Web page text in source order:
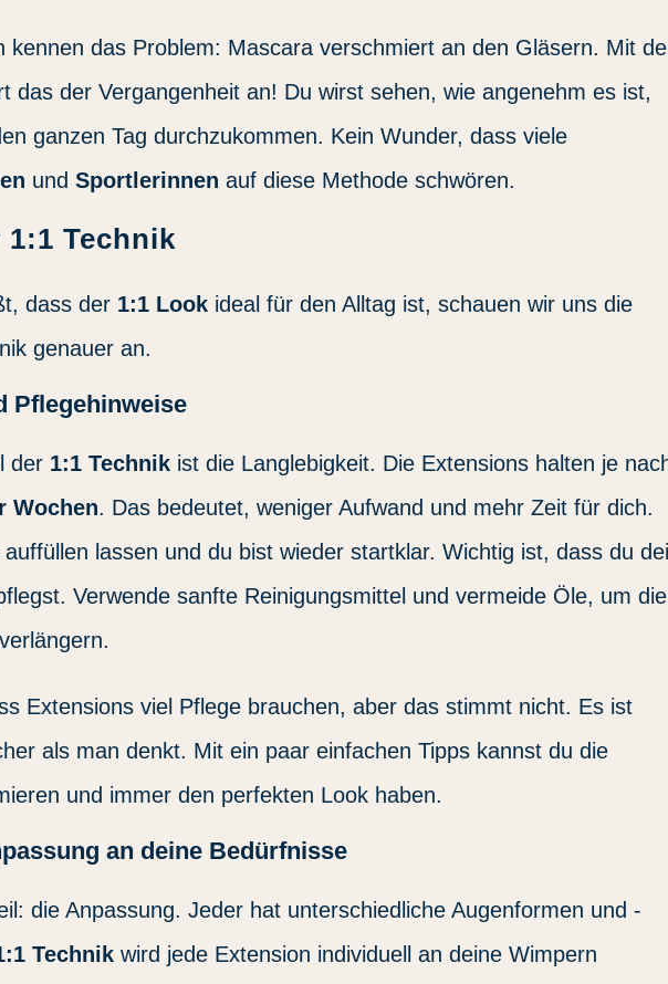
kennen das Problem: Mascara verschmiert an den Gläsern. Mit
das der Vergangenheit an! Du wirst sehen, wie angenehm es ist,
ganzen Tag durchzukommen. Kein Wunder, dass viele
und Sportlerinnen auf diese Methode schwören.
Technik
dass der 1:1 Look ideal für den Alltag ist, schauen wir uns die
genauer an.
Pflegehinweise
der 1:1 Technik ist die Langlebigkeit. Die Extensions halten je
Wochen. Das bedeutet, weniger Aufwand und mehr Zeit für dich.
lassen und du bist wieder startklar. Wichtig ist, dass du
Verwende sanfte Reinigungsmittel und vermeide Öle, um die
Extensions viel Pflege brauchen, aber das stimmt nicht. Es ist
als man denkt. Mit ein paar einfachen Tipps kannst du die
und immer den perfekten Look haben.
an deine Bedürfnisse
die Anpassung. Jeder hat unterschiedliche Augenformen und -
Technik wird jede Extension individuell an deine Wimpern